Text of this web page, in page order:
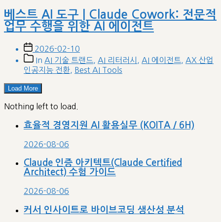
베스트 AI 도구 | Claude Cowork: 전문적
업무 수행을 위한 AI 에이전트
Post
date
2026-02-10
Post
categories
In AI 기술 트랜드 AI 리터러시 AI 에이전트
AX 산업
인공지능 전환
Best AI Tools
Load More
Nothing left to load.
효율적 경영지원 AI 활용실무 (KOITA / 6H)
2026-08-06
Claude 인증 아키텍트(Claude Certified
Architect) 수험 가이드
2026-08-06
커서 인사이트로 바이브코딩 생산성 분석